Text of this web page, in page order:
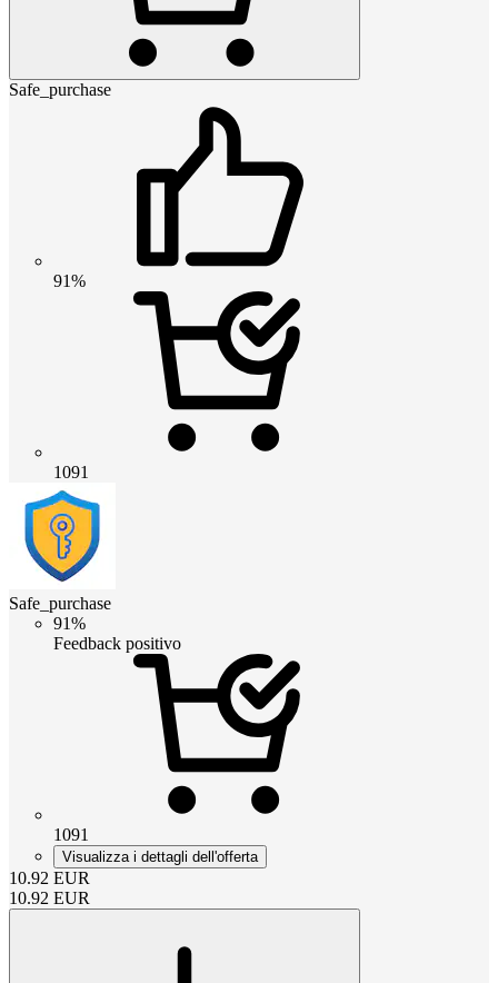
Safe_purchase
91%
1091
Safe_purchase
91%
Feedback positivo
1091
Visualizza i dettagli dell'offerta
10.92 EUR
10.92 EUR